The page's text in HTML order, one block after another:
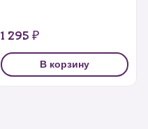
1 295 ₽
В корзину